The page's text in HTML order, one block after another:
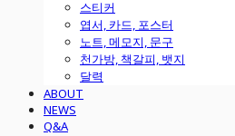
스티커
엽서, 카드, 포스터
노트, 메모지, 문구
천가방, 책갈피, 뱃지
달력
ABOUT
NEWS
Q&A